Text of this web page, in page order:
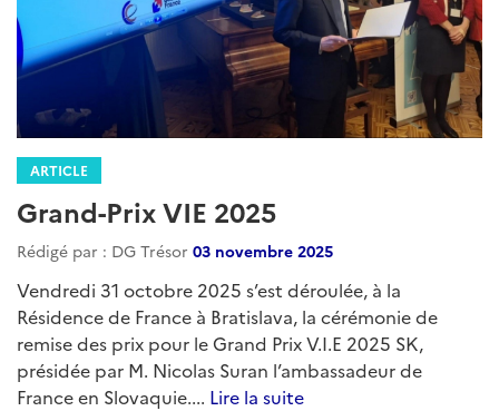
ARTICLE
Grand-Prix VIE 2025
Rédigé par : DG Trésor 03 novembre 2025
Vendredi 31 octobre 2025 s’est déroulée, à la
Résidence de France à Bratislava, la cérémonie de
remise des prix pour le Grand Prix V.I.E 2025 SK,
présidée par M. Nicolas Suran l’ambassadeur de
France en Slovaquie.... Lire la suite